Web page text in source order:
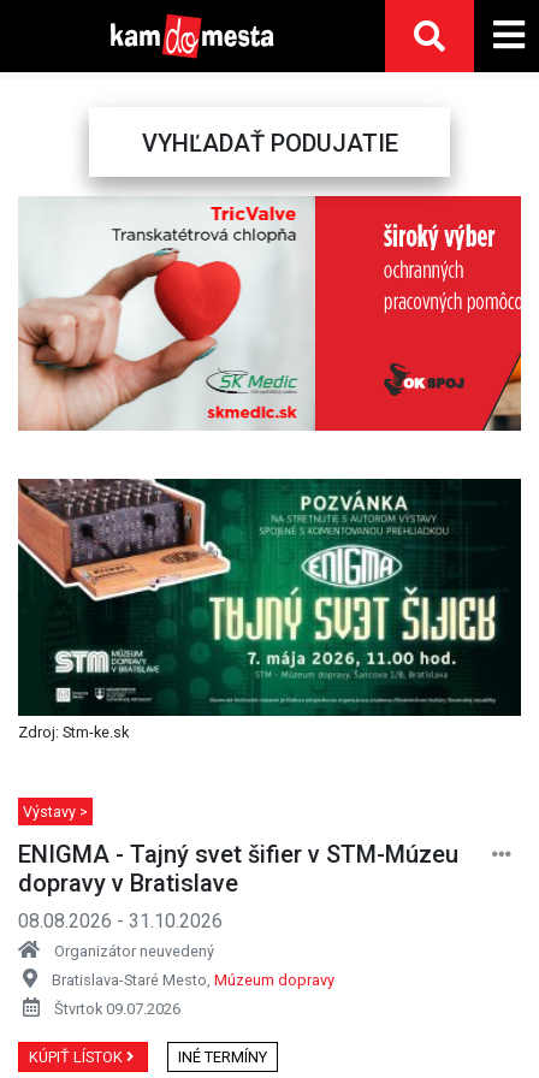
VYHĽADAŤ PODUJATIE
Previous
Zdroj: Stm-ke.sk
Výstavy >
ENIGMA - Tajný svet šifier v STM-Múzeu
dopravy v Bratislave
08.08.2026 - 31.10.2026
Organizátor neuvedený
Bratislava-Staré Mesto, Múzeum dopravy
Štvrtok 09.07.2026
KÚPIŤ LÍSTOK INÉ TERMÍNY